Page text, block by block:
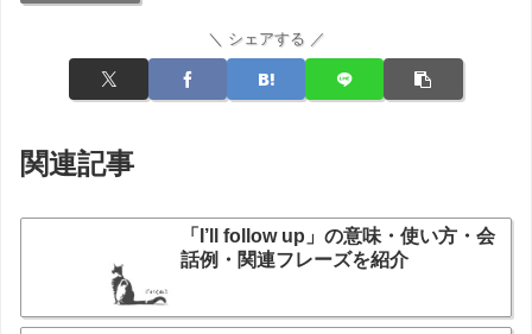
＼ シェアする ／
関連記事
「I’ll follow up」の意味・使い方・会
話例・関連フレーズを紹介